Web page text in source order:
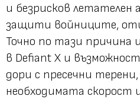
и безрисков
защити войниците,
Точно по тази причина
в Defiant X и
дори с пресечни
необходимата скорост